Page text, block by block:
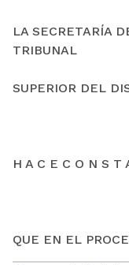
LA SECRETARÍA
TRIBUNAL
SUPERIOR DEL
H A C E C O N S T
QUE EN EL